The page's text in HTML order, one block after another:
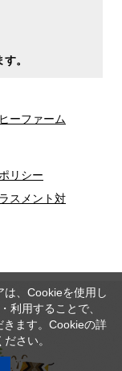
。
ーファーム
リシー
スメント対
、Cookieを使用し
利用することで、
ます。Cookieの詳
ださい。